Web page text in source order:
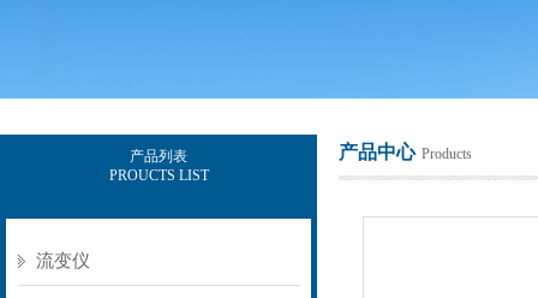
产品列表
PROUCTS LIST
流变仪
产品中心 Products